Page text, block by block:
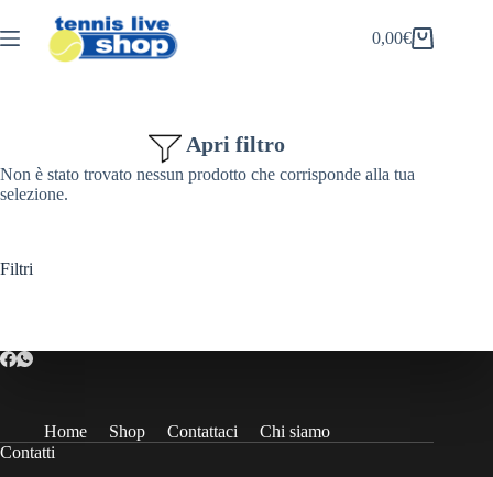
al
contenuto
Carrello
0,00€
Apri filtro
Non è stato trovato nessun prodotto che corrisponde alla tua
selezione.
Filtri
Home Shop Contattaci
Chi siamo
Contatti